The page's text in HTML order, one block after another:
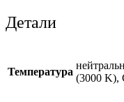
Детали
Температура
(3000 K),